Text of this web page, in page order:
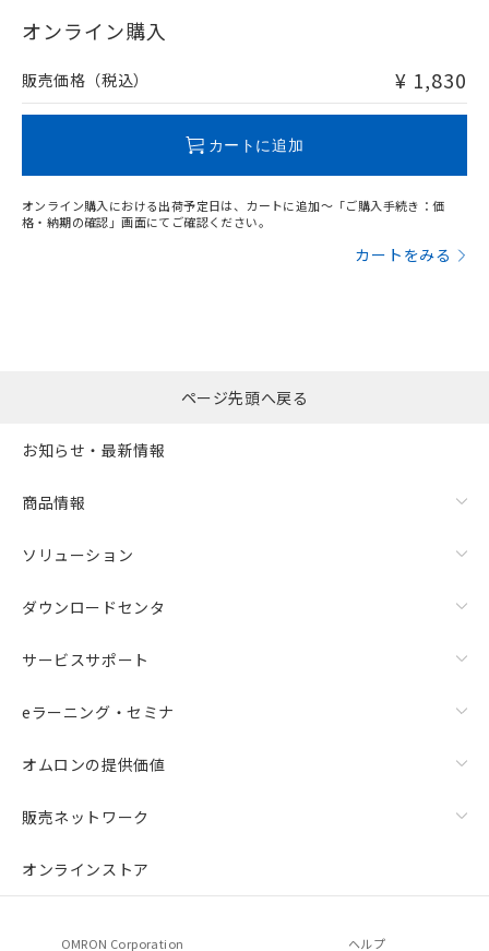
在庫等で未対応品が混在する可能性があります。
問い合わせください。
オンライン購入
販売価格（税込） ¥ 1,830
カートに追加
オンライン購入における出荷予定日は、カートに追加～「ご購入手続き：価
格・納期の確認」画面にてご確認ください。
カートをみる
ページ先頭へ戻る
お知らせ・最新情報
商品情報
ソリューション
ダウンロードセンタ
サービスサポート
eラーニング・セミナ
オムロンの提供価値
販売ネットワーク
オンラインストア
OMRON Corporation ヘルプ